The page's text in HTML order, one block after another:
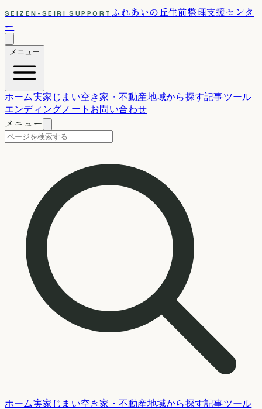
SEIZEN-SEIRI SUPPORT ふれあいの丘生前整理支援センタ
ー
メニュー
ホーム実家じまい空き家・不動産地域から探す記事ツール
エンディングノート お問い合わせ
メニュー
ホーム実家じまい空き家・不動産地域から探す記事ツール